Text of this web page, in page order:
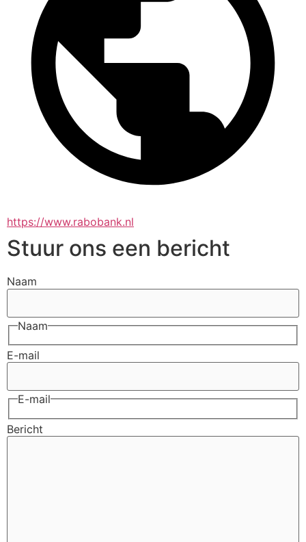
https://www.rabobank.nl
Stuur ons een bericht
Naam
Naam
E-mail
E-mail
Bericht